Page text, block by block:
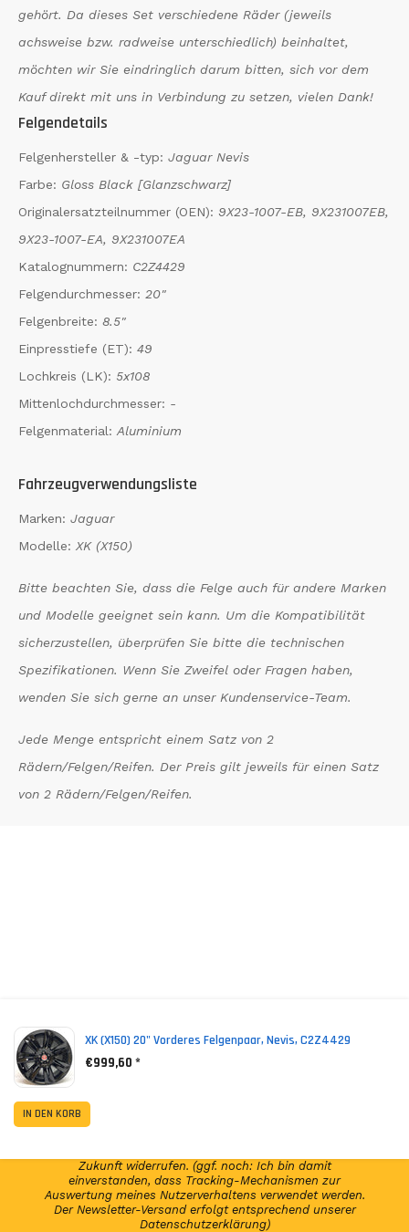
gehört. Da dieses Set verschiedene Räder (jeweils
achsweise bzw. radweise unterschiedlich) beinhaltet,
möchten wir Sie eindringlich darum bitten, sich vor dem
Kauf direkt mit uns in Verbindung zu setzen, vielen Dank!
Felgendetails
Felgenhersteller & -typ: Jaguar Nevis
Farbe: Gloss Black [Glanzschwarz]
Originalersatzteilnummer (OEN): 9X23-1007-EB, 9X231007EB,
9X23-1007-EA, 9X231007EA
Katalognummern: C2Z4429
Felgendurchmesser: 20"
Felgenbreite: 8.5"
Einpresstiefe (ET): 49
Lochkreis (LK): 5x108
Mittenlochdurchmesser: -
Felgenmaterial: Aluminium
Fahrzeugverwendungsliste
Marken: Jaguar
Modelle: XK (X150)
Bitte beachten Sie, dass die Felge auch für andere Marken
und Modelle geeignet sein kann. Um die Kompatibilität
sicherzustellen, überprüfen Sie bitte die technischen
Spezifikationen. Wenn Sie Zweifel oder Fragen haben,
wenden Sie sich gerne an unser Kundenservice-Team.
Jede Menge entspricht einem Satz von 2
Rädern/Felgen/Reifen. Der Preis gilt jeweils für einen Satz
von 2 Rädern/Felgen/Reifen.
XK (X150) 20" Vorderes Felgenpaar, Nevis, C2Z4429
€999,60 *
IN DEN KORBAbonniere jetzt unseren Newsletter und erhalte per E-
Mail regelmäßig Infos regelmäßig Infos und exklusive
Zukunft widerrufen. (ggf. noch: Ich bin damit
einverstanden, dass Tracking-Mechanismen zur
Auswertung meines Nutzerverhaltens verwendet werden.
Der Newsletter-Versand erfolgt entsprechend unserer
Datenschutzerklärung)